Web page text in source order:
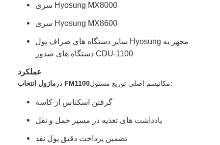
سری Hyosung MX8000
سری Hyosung MX8600
سایر دستگاه های صراف پول Hyosung مجهز به
دستگاه های صدور CDU-1100
عملکرد
در ماژول انتخاب FM1100 مکانیسم اصلی توزیع مسئول:
گرفتن اسکناس از کاسه
یادداشت های تغذیه در مسیر حمل و نقل
تضمین پرداخت دقیق پول نقد